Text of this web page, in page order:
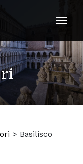
> Basilisco